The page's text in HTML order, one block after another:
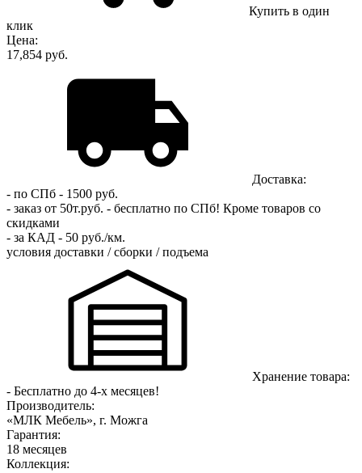
Купить в один
клик
Цена:
17,854 руб.
Доставка:
- по СПб - 1500 руб.
- заказ от 50т.руб. - бесплатно по СПб! Кроме товаров со
скидками
- за КАД - 50 руб./км.
условия доставки / сборки / подъема
Хранение товара:
- Бесплатно до 4-х месяцев!
Производитель:
«МЛК Мебель», г. Можга
Гарантия:
18 месяцев
Коллекция: